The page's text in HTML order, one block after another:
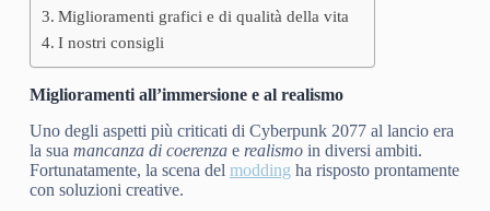
Miglioramenti grafici e di qualità della vita
I nostri consigli
Miglioramenti all’immersione e al realismo
Uno degli aspetti più criticati di Cyberpunk 2077 al lancio era
la sua mancanza di coerenzae realismoin diversi ambiti.
Fortunatamente, la scena del modding ha risposto prontamente
con soluzioni creative.